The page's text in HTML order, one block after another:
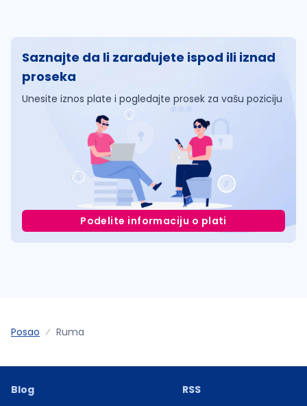
Saznajte da li zarađujete ispod ili iznad
proseka
Unesite iznos plate i pogledajte prosek za vašu poziciju
Podelite informaciju o plati
Posao Ruma
Blog
RSS